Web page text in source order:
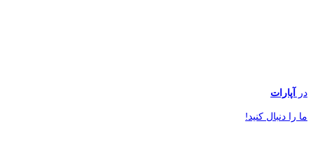
در آپارات
ما را دنبال کنید!